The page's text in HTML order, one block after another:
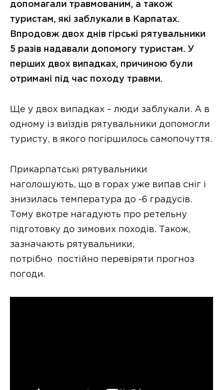
допомагали травмованим, а також
туристам, які заблукали в Карпатах.
Впродовж двох днів гірські рятувальники
5 разів надавали допомогу туристам. У
перших двох випадках, причиною були
отримані під час походу травми.
Ще у двох випадках – люди заблукали. А в
одному із виїздів рятувальники допомогли
туристу, в якого погіршилось самопочуття.
Прикарпатські рятувальники
наголошують, що в горах уже випав сніг і
знизилась температура до -6 градусів.
Тому вкотре нагадують про ретельну
підготовку до зимових походів. Також,
зазначають рятувальники,
потрібно постійно перевіряти прогноз
погоди.